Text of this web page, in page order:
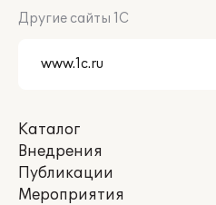
Другие сайты 1С
Каталог
Внедрения
Публикации
Мероприятия